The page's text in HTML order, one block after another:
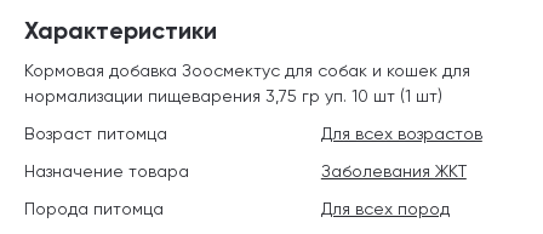
Характеристики
Кормовая добавка Зоосмектус для собак и кошек для
нормализации пищеварения 3,75 гр уп. 10 шт (1 шт)
Возраст питомца
Для всех возрастов
Назначение товара
Заболевания ЖКТ
Порода питомца
Для всех пород